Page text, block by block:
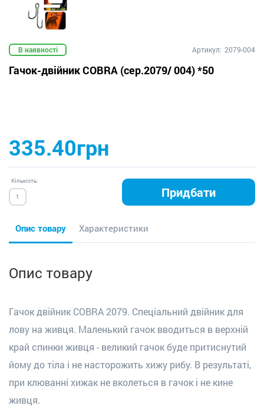
В наявності Артикул: 2079-004
Гачок-двійник COBRA (сер.2079/ 004) *50
335.40грн
Кількість:
Придбати
Опис товару Характеристики
Опис товару
Гачок двійник COBRA 2079. Спеціальний двійник для
лову на живця. Маленький гачок вводиться в верхній
край спинки живця - великий гачок буде притиснутий
йому до тіла і не насторожить хижу рибу. В результаті,
при клюванні хижак не вколеться в гачок і не кине
живця.